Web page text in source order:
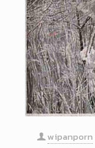
wipanporn